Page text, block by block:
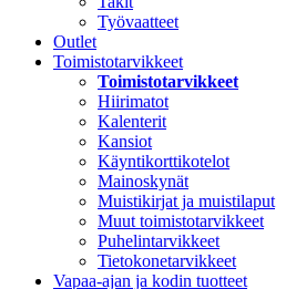
Työvaatteet
Outlet
Toimistotarvikkeet
Toimistotarvikkeet
Hiirimatot
Kalenterit
Kansiot
Käyntikorttikotelot
Mainoskynät
Muistikirjat ja muistilaput
Muut toimistotarvikkeet
Puhelintarvikkeet
Tietokonetarvikkeet
Vapaa-ajan ja kodin tuotteet